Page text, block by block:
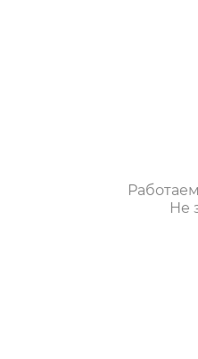
Не